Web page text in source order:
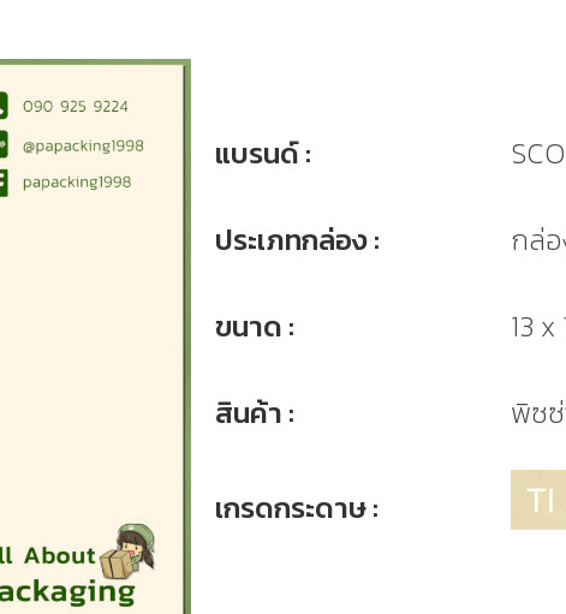
แบรนด์ :
ประเภทกล่อง : กล่
ขนาด : 13 x
สินค้า : พิซ
เกรดกระดาษ :